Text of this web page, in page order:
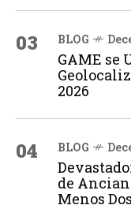
03 BLOG
GAME se
2026
04 BLOG
de
Menos